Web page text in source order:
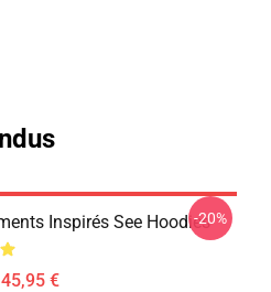
Inspirés See Hoodies
€
-20%